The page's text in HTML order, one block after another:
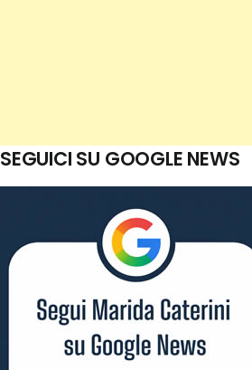
SEGUICI SU GOOGLE NEWS